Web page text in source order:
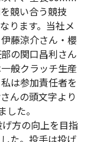
競い合う競技
ります。当社メ
藤涼介さん・櫻
の関口昌利さん
般クラッチ生産
は参加責任者を
んの頭文字より
た。
方の向上を目指
た。投手は投げ